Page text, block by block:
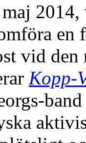
en
vid den
Kopp-